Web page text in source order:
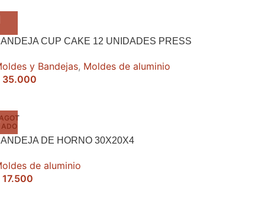
CUP CAKE 12 UNIDADES PRESS
y Bandejas, Moldes de aluminio
35.000
ADO
DE HORNO 30X20X4
de aluminio
17.500